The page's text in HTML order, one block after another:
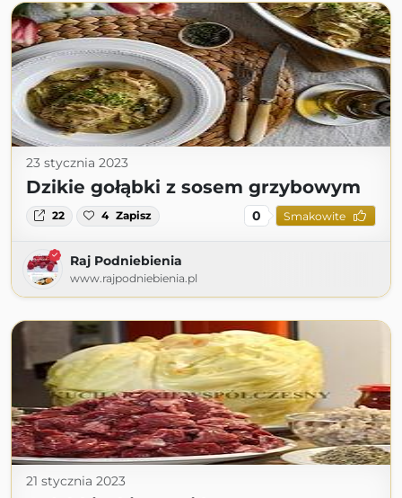
23 stycznia 2023
Dzikie gołąbki z sosem grzybowym
22 4 Zapisz 0 Smakowite
Raj Podniebienia
www.rajpodniebienia.pl
21 stycznia 2023